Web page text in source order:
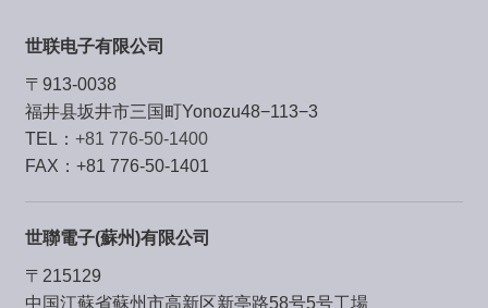
世联电子有限公司
〒913-0038
福井县坂井市三国町Yonozu48−113−3
TEL： +81 776-50-1400
FAX：+81 776-50-1401
世聯電子(蘇州)有限公司
〒215129
中国江蘇省蘇州市⾼新区新亭路58号5号⼯場